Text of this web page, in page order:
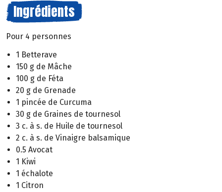
Ingrédients
Pour 4 personnes
1 Betterave
150 g de Mâche
100 g de Féta
20 g de Grenade
1 pincée de Curcuma
30 g de Graines de tournesol
3 c. à s. de Huile de tournesol
2 c. à s. de Vinaigre balsamique
0.5 Avocat
1 Kiwi
1 échalote
1 Citron